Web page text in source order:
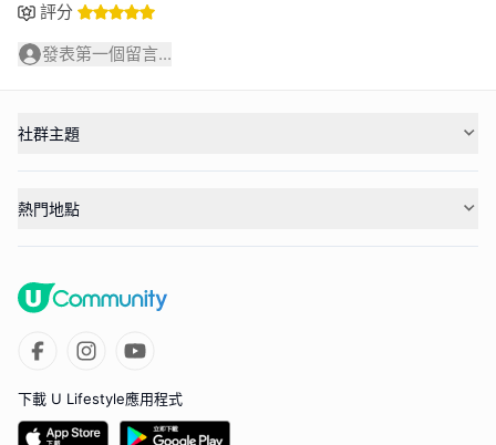
評分
發表第一個留言...
社群主題
熱門地點
下載 U Lifestyle應用程式